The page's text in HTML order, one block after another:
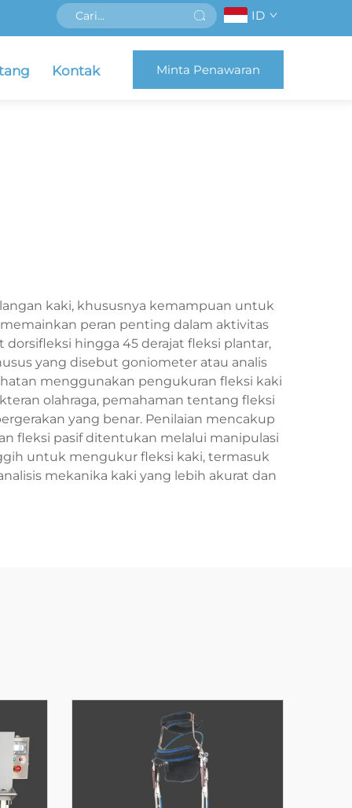
ID
Kontak Minta Penawaran
kaki, khususnya kemampuan untuk
peran penting dalam aktivitas
dorsifleksi hingga 45 derajat fleksi plantar,
yang disebut goniometer atau analis
menggunakan pengukuran fleksi kaki
olahraga, pemahaman tentang fleksi
yang benar. Penilaian mencakup
fleksi pasif ditentukan melalui manipulasi
untuk mengukur fleksi kaki, termasuk
mekanika kaki yang lebih akurat dan